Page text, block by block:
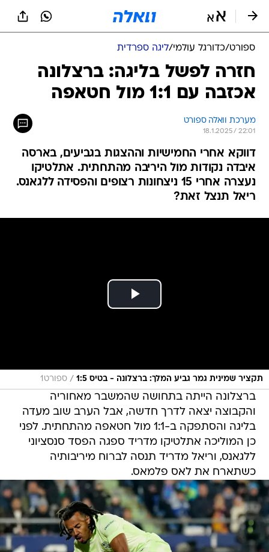
ספורט/כדורגל עולמי/ליגה ספרדית
חזרה לפשל בליגה: ברצלונה
אכזבה עם 1:1 מול חטאפה
מערכת וואלה ספורט
18.1.2025 / 22:01
דווקא אחרי החמישיות וההצגות בגביעים, בארסה
איבדה נקודות מול היריבה מהתחתית. אתלטיקו
נעצרה אחרי 15 ניצחונות רצופים והפסידה ללגאנס.
ריאל תנצל זאת?
תקציר שמינית גמר גביע המלך: ברצלונה - בטיס 1:5 / ספורט1
ברצלונה הייתה בתחושה שהמשבר מאחוריה
והקבוצה יצאה לדרך חדשה, אבל הערב שוב מעדה
בליגה והסתפקה ב-1:1 מול חטאפה מהתחתית. לפני
כן המוליכה אתלטיקו מדריד ספגה הפסד סנסציוני
ללגאנס, וריאל מדריד תנסה לברוח מיריבותיה
כשתארח את לאס פלמאס.